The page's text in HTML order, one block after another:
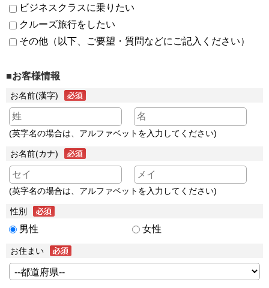
ビジネスクラスに乗りたい
クルーズ旅行をしたい
その他（以下、ご要望・質問などにご記入ください）
■お客様情報
お名前(漢字)
(英字名の場合は、アルファベットを入力してください)
お名前(カナ)
(英字名の場合は、アルファベットを入力してください)
性別
男性 女性
お住まい